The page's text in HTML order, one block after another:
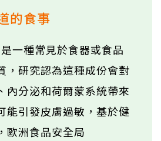
的食事
一種常見於食器或食品
，研究認為這種成份會對
內分泌和荷爾蒙系統帶來
能引發皮膚過敏，基於健
歐洲食品安全局